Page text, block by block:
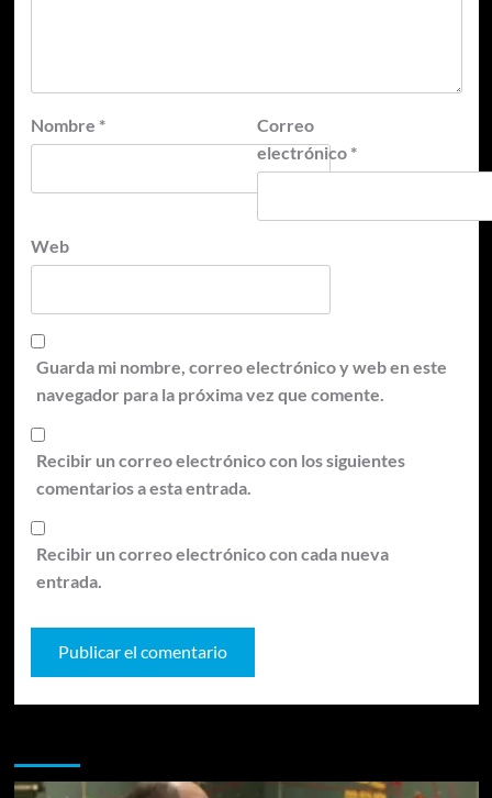
Nombre *
Correo
electrónico *
Web
Guarda mi nombre, correo electrónico y web en este
navegador para la próxima vez que comente.
Recibir un correo electrónico con los siguientes
comentarios a esta entrada.
Recibir un correo electrónico con cada nueva
entrada.